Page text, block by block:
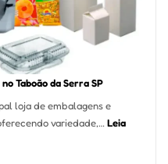
São
Carlos
SP
Taboão da Serra SP
loja de embalagens e
variedade,… Leia